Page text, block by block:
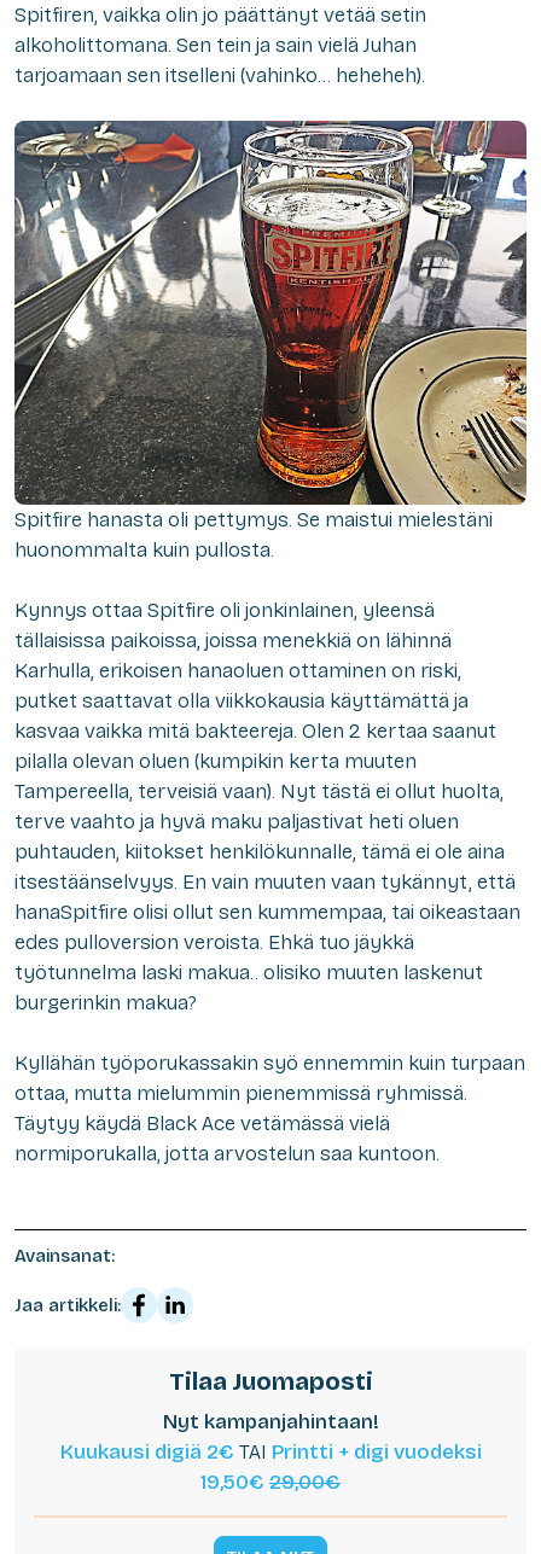
Spitfiren, vaikka olin jo päättänyt vetää setin
alkoholittomana. Sen tein ja sain vielä Juhan
tarjoamaan sen itselleni (vahinko… heheheh).
Spitfire hanasta oli pettymys. Se maistui mielestäni
huonommalta kuin pullosta.
Kynnys ottaa Spitfire oli jonkinlainen, yleensä
tällaisissa paikoissa, joissa menekkiä on lähinnä
Karhulla, erikoisen hanaoluen ottaminen on riski,
putket saattavat olla viikkokausia käyttämättä ja
kasvaa vaikka mitä bakteereja. Olen 2 kertaa saanut
pilalla olevan oluen (kumpikin kerta muuten
Tampereella, terveisiä vaan). Nyt tästä ei ollut huolta,
terve vaahto ja hyvä maku paljastivat heti oluen
puhtauden, kiitokset henkilökunnalle, tämä ei ole aina
itsestäänselvyys. En vain muuten vaan tykännyt, että
hanaSpitfire olisi ollut sen kummempaa, tai oikeastaan
edes pulloversion veroista. Ehkä tuo jäykkä
työtunnelma laski makua.. olisiko muuten laskenut
burgerinkin makua?
Kyllähän työporukassakin syö ennemmin kuin turpaan
ottaa, mutta mielummin pienemmissä ryhmissä.
Täytyy käydä Black Ace vetämässä vielä
normiporukalla, jotta arvostelun saa kuntoon.
Avainsanat:
Jaa artikkeli:
Tilaa Juomaposti
Nyt kampanjahintaan!
Kuukausi digiä 2€ TAI Printti + digi vuodeksi
19,50€ 29,00€